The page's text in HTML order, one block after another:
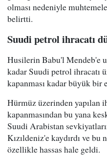
olması nedeniyle
belirtti.
Suudi petrol ihracatı
Husilerin Babu'l Mendeb'e
kadar Suudi petrol ihracatı
kapanması kadar büyük bir
Hürmüz üzerinden yapılan
kapanmasından bu yana
Suudi Arabistan
Kızıldeniz'e kaydırdı ve bu
özellikle hassas hale geldi.